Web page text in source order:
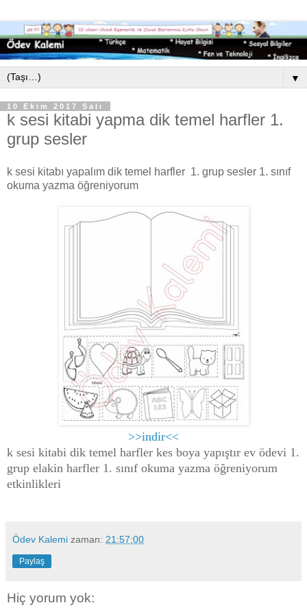
▼
10 Ekim 2017 Salı
k sesi kitabi yapma dik temel harfler 1.
grup sesler
k sesi kitabı yapalım dik temel harfler 1. grup sesler 1. sınıf
okuma yazma öğreniyorum
>>indir<<
k sesi kitabi dik temel harfler kes boya yapıştır ev ödevi 1.
grup elakin harfler 1. sınıf okuma yazma öğreniyorum
etkinlikleri
Ödev Kalemi zaman: 21:57:00
Paylaş
Hiç yorum yok: